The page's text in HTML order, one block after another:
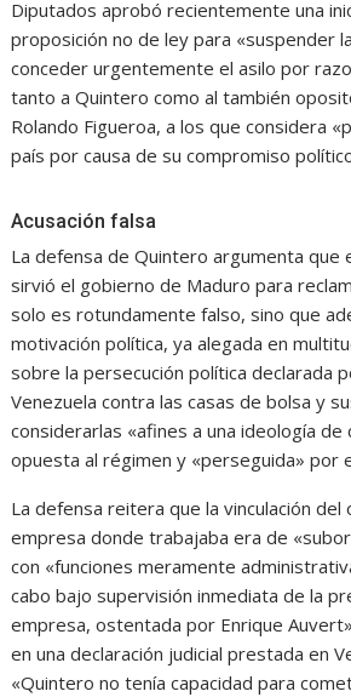
Diputados aprobó recientemente una
proposición no de ley para «suspender
conceder urgentemente el asilo por
tanto a Quintero como al también
Rolando Figueroa, a los que considera
país por causa de su compromiso
Acusación falsa
La defensa de Quintero argumenta que
sirvió el gobierno de Maduro para
solo es rotundamente falso, sino que
motivación política, ya alegada en
sobre la persecución política declarada
Venezuela contra las casas de bolsa y
considerarlas «afines a una ideología
opuesta al régimen y «perseguida» por
La defensa reitera que la vinculación del
empresa donde trabajaba era de
con «funciones meramente
cabo bajo supervisión inmediata de la
empresa, ostentada por Enrique
en una declaración judicial prestada en
«Quintero no tenía capacidad para